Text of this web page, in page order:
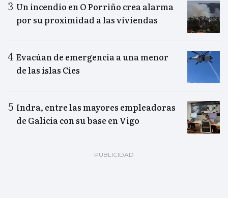
Un incendio en O Porriño crea alarma
por su proximidad a las viviendas
Evacúan de emergencia a una menor
de las islas Cíes
Indra, entre las mayores empleadoras
de Galicia con su base en Vigo